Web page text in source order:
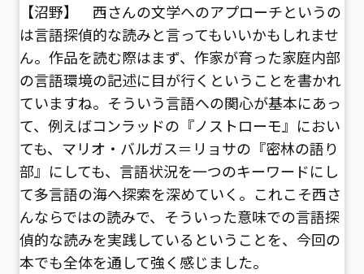
【沼野】 西さんの文学へのアプローチというの
は言語探偵的な読みと言ってもいいかもしれませ
ん。作品を読む際はまず、作家が育った家庭内部
の言語環境の記述に目が行くということを書かれ
ていますね。そういう言語への関心が基本にあっ
て、例えばコンラッドの『ノストローモ』におい
ても、マリオ・バルガス＝リョサの『密林の語り
部』にしても、言語状況を一つのキーワードにし
て多言語の海へ探索を深めていく。これこそ西さ
んならではの読みで、そういった意味での言語探
偵的な読みを実践しているということを、今回の
本でも全体を通して強く感じました。